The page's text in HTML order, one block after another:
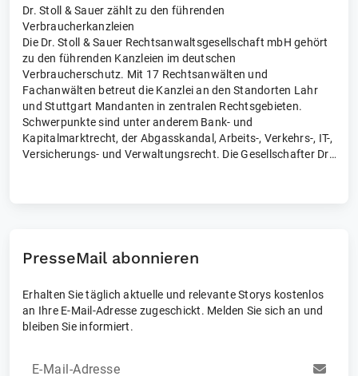
Dr. Stoll & Sauer zählt zu den führenden
Verbraucherkanzleien
Die Dr. Stoll & Sauer Rechtsanwaltsgesellschaft mbH gehört
zu den führenden Kanzleien im deutschen
Verbraucherschutz. Mit 17 Rechtsanwälten und
Fachanwälten betreut die Kanzlei an den Standorten Lahr
und Stuttgart Mandanten in zentralen Rechtsgebieten.
Schwerpunkte sind unter anderem Bank- und
Kapitalmarktrecht, der Abgasskandal, Arbeits-, Verkehrs-, IT-,
Versicherungs- und Verwaltungsrecht. Die Gesellschafter Dr.
Mercedes-Benz Group AG mit ersten Erfolgen in der ersten
Instanz. Außerdem vertreten Anwälte der Kanzlei Kläger in
Konzern Meta in Deutschland.
PresseMail abonnieren
Erhalten Sie täglich aktuelle und relevante Storys kostenlos
an Ihre E-Mail-Adresse zugeschickt. Melden Sie sich an und
bleiben Sie informiert.
E-Mail-Adresse